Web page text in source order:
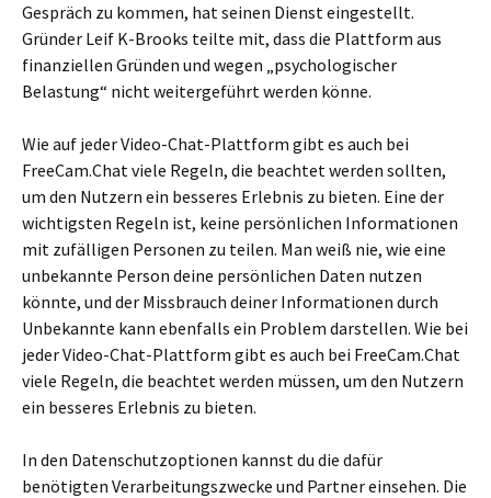
Gespräch zu kommen, hat seinen Dienst eingestellt.
Gründer Leif K-Brooks teilte mit, dass die Plattform aus
finanziellen Gründen und wegen „psychologischer
Belastung“ nicht weitergeführt werden könne.
Wie auf jeder Video-Chat-Plattform gibt es auch bei
FreeCam.Chat viele Regeln, die beachtet werden sollten,
um den Nutzern ein besseres Erlebnis zu bieten. Eine der
wichtigsten Regeln ist, keine persönlichen Informationen
mit zufälligen Personen zu teilen. Man weiß nie, wie eine
unbekannte Person deine persönlichen Daten nutzen
könnte, und der Missbrauch deiner Informationen durch
Unbekannte kann ebenfalls ein Problem darstellen. Wie bei
jeder Video-Chat-Plattform gibt es auch bei FreeCam.Chat
viele Regeln, die beachtet werden müssen, um den Nutzern
ein besseres Erlebnis zu bieten.
In den Datenschutzoptionen kannst du die dafür
benötigten Verarbeitungszwecke und Partner einsehen. Die